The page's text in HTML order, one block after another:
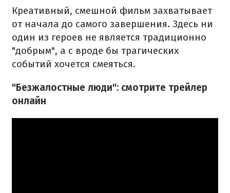
Креативный, смешной фильм захватывает
от начала до самого завершения. Здесь ни
один из героев не является традиционно
"добрым", а с вроде бы трагических
событий хочется смеяться.
"Безжалостные люди": смотрите трейлер
онлайн